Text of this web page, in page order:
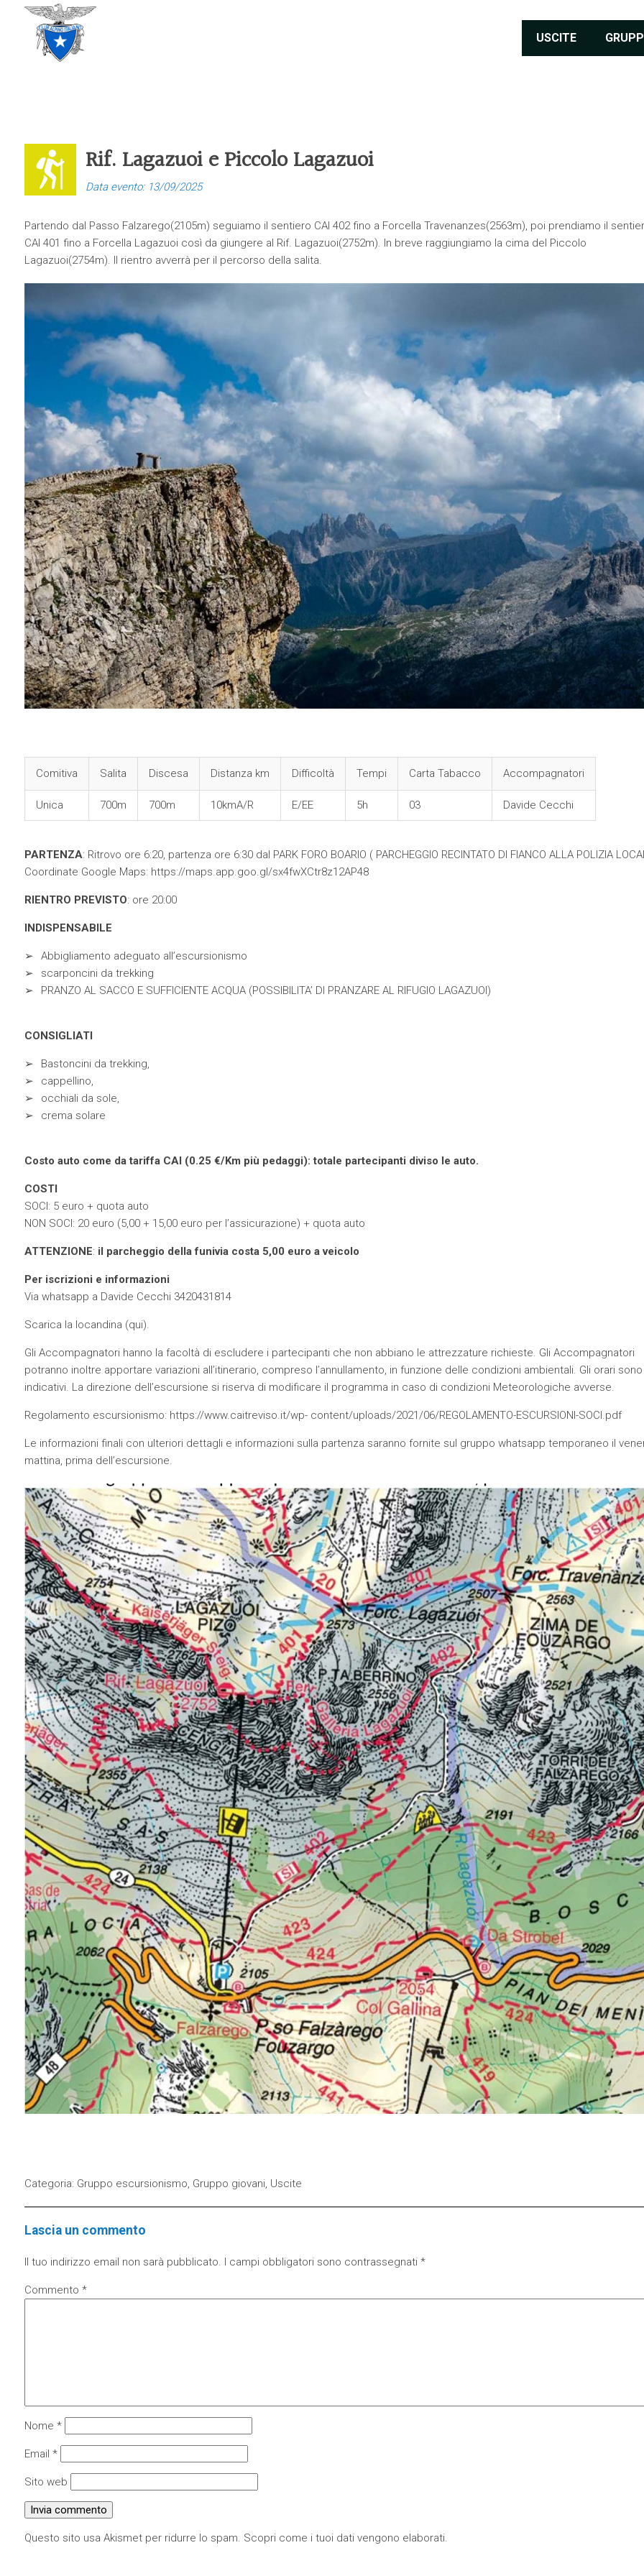
USCITE
Rif. Lagazuoi e Piccolo Lagazuoi
Data evento: 13/09/2025
Partendo dal Passo Falzarego(2105m) seguiamo il sentiero CAI 402 fino a Forcella Travenanzes(2563m), poi prendiamo il
CAI 401 fino a Forcella Lagazuoi così da giungere al Rif. Lagazuoi(2752m). In breve raggiungiamo la cima del Piccolo
Lagazuoi(2754m). Il rientro avverrà per il percorso della salita.
Comitiva Salita Discesa Distanza km Difficoltà Tempi Carta Tabacco Accompagnatori
Unica 700m 700m 10kmA/R E/EE 5h 03 Davide Cecchi
PARTENZA: Ritrovo ore 6:20, partenza ore 6:30 dal PARK FORO BOARIO ( PARCHEGGIO RECINTATO DI FIANCO ALLA POLIZIA
Coordinate Google Maps: https://maps.app.goo.gl/sx4fwXCtr8z12AP48
RIENTRO PREVISTO: ore 20:00
INDISPENSABILE
Abbigliamento adeguato all’escursionismo
scarponcini da trekking
PRANZO AL SACCO E SUFFICIENTE ACQUA (POSSIBILITA’ DI PRANZARE AL RIFUGIO LAGAZUOI)
CONSIGLIATI
Bastoncini da trekking,
cappellino,
occhiali da sole,
crema solare
Costo auto come da tariffa CAI (0.25 €/Km più pedaggi): totale partecipanti diviso le auto.
COSTI
SOCI: 5 euro + quota auto
NON SOCI: 20 euro (5,00 + 15,00 euro per l’assicurazione) + quota auto
ATTENZIONE: il parcheggio della funivia costa 5,00 euro a veicolo
Per iscrizioni e informazioni
Via whatsapp a Davide Cecchi 3420431814
Scarica la locandina (qui).
Gli Accompagnatori hanno la facoltà di escludere i partecipanti che non abbiano le attrezzature richieste. Gli Accompagnatori
potranno inoltre apportare variazioni all’itinerario, compreso l’annullamento, in funzione delle condizioni ambientali. Gli orari sono
indicativi. La direzione dell’escursione si riserva di modificare il programma in caso di condizioni Meteorologiche avverse.
Regolamento escursionismo: https://www.caitreviso.it/wp- content/uploads/2021/06/REGOLAMENTO-ESCURSIONI-SOCI.pdf
Le informazioni finali con ulteriori dettagli e informazioni sulla partenza saranno fornite sul gruppo whatsapp temporaneo il
mattina, prima dell’escursione.
Categoria: Gruppo escursionismo, Gruppo giovani, Uscite
Lascia un commento
Il tuo indirizzo email non sarà pubblicato. I campi obbligatori sono contrassegnati *
Commento *
Nome *
Email *
Sito web
Questo sito usa Akismet per ridurre lo spam. Scopri come i tuoi dati vengono elaborati